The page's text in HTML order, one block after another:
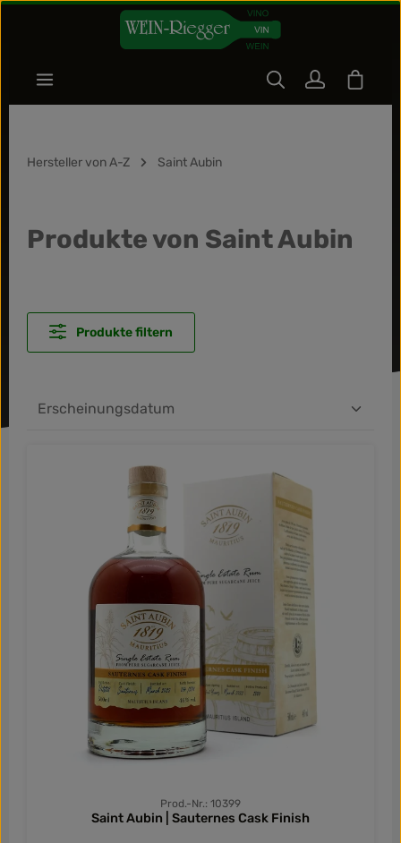
Zum Hauptinhalt springen
Hersteller von A-Z Saint Aubin
Produkte von Saint Aubin
Produkte filtern
Prod.-Nr.: 10399
Saint Aubin | Sauternes Cask Finish